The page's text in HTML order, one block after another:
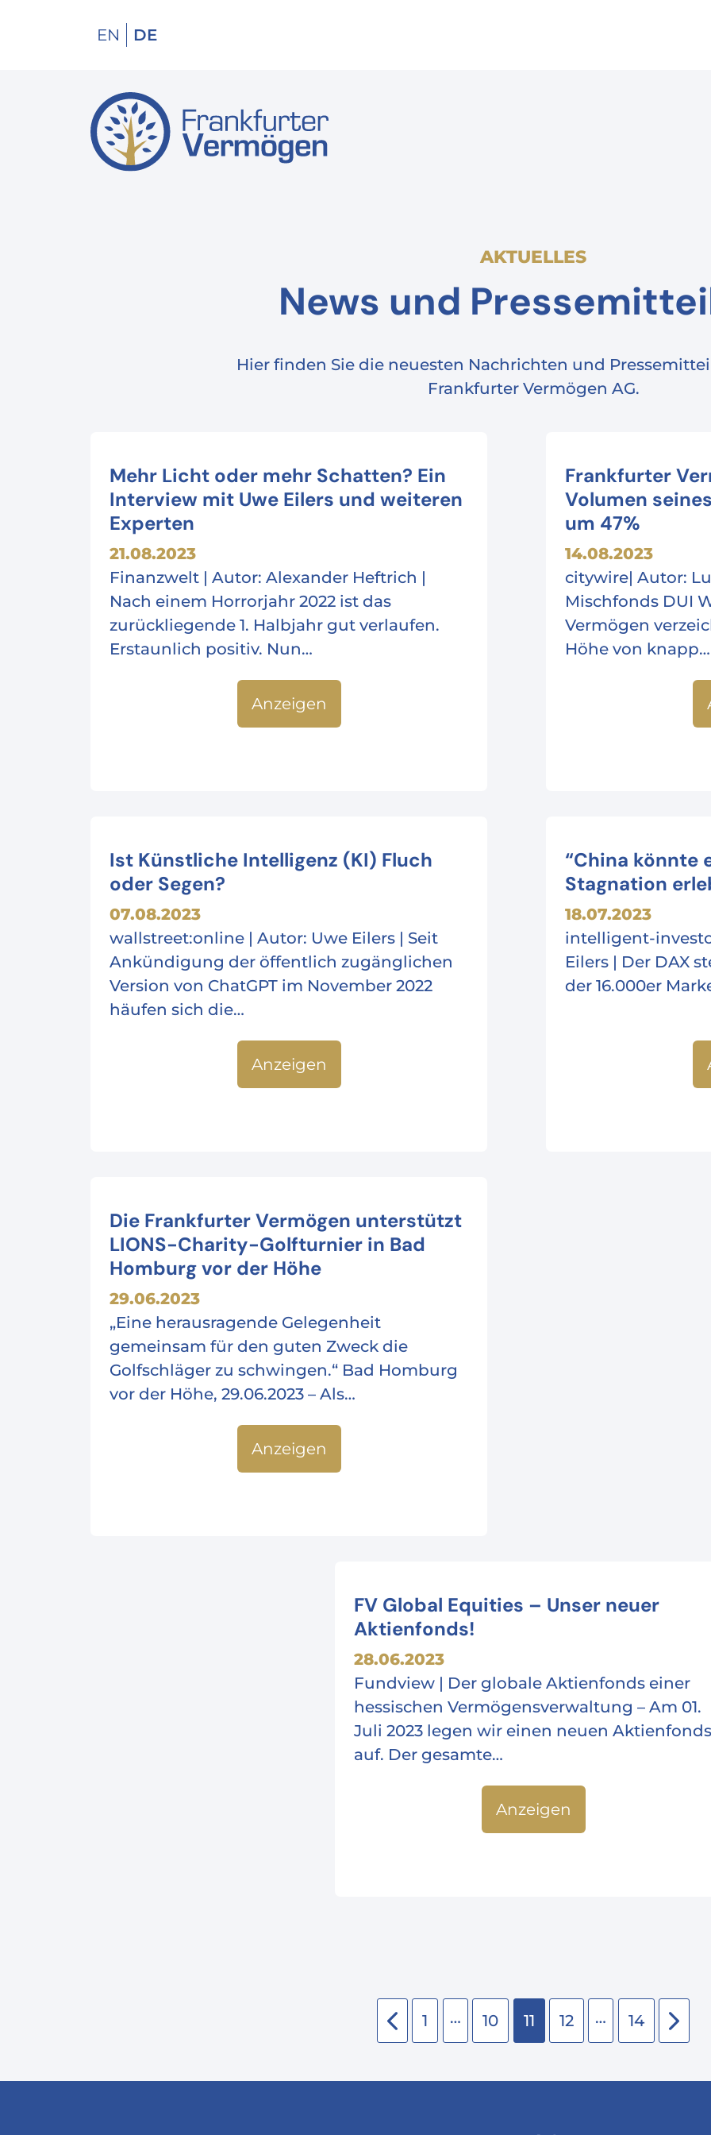
EN DE
AKTUELLES
News und
Hier finden Sie die neuesten Nachrichten und
Frankfurter Vermögen AG.
Mehr Licht oder mehr Schatten? Ein
Interview mit Uwe Eilers und weiteren
Experten
21.08.2023
Finanzwelt | Autor: Alexander Heftrich |
Nach einem Horrorjahr 2022 ist das
zurückliegende 1. Halbjahr gut verlaufen.
Erstaunlich positiv. Nun…
Anzeigen
Frankfurter
Volumen
um 47%
14.08.2023
citywire| Autor:
Mischfonds DUI
Vermögen
Höhe von knapp…
Ist Künstliche Intelligenz (KI) Fluch
oder Segen?
07.08.2023
wallstreet:online | Autor: Uwe Eilers | Seit
Ankündigung der öffentlich zugänglichen
Version von ChatGPT im November 2022
häufen sich die…
Anzeigen
“China könnte
Stagnation
18.07.2023
intelligent-
Eilers | Der DAX
der 16.000er
Die Frankfurter Vermögen unterstützt
LIONS-Charity-Golfturnier in Bad
Homburg vor der Höhe
29.06.2023
„Eine herausragende Gelegenheit
gemeinsam für den guten Zweck die
Golfschläger zu schwingen.“ Bad Homburg
vor der Höhe, 29.06.2023 – Als…
Anzeigen
FV Global Equities – Unser neuer
Aktienfonds!
28.06.2023
Fundview | Der globale Aktienfonds einer
hessischen Vermögensverwaltung – Am 01.
Juli 2023 legen wir einen neuen Aktienfonds
auf. Der gesamte…
Anzeigen
1 … 10 11 12 … 14